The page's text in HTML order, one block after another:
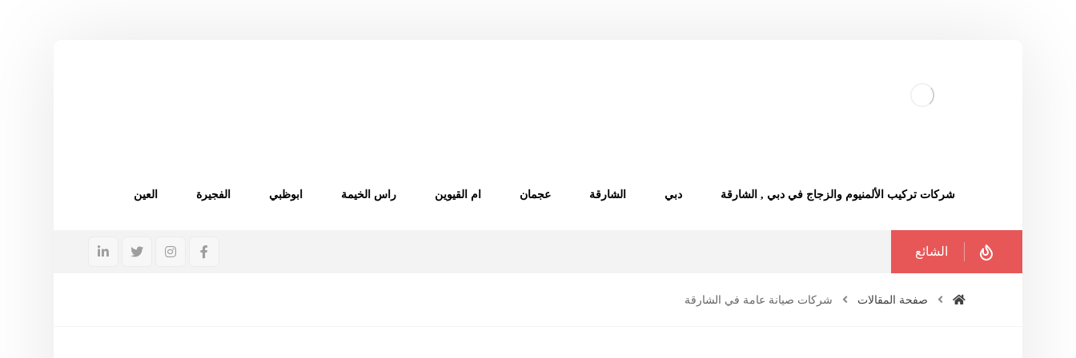
شركات تركيب الألمنيوم والزجاج في دبي , الشارقة دبي الشارقة عجمان ام القيوين راس الخيمة ابوظبي الفجيرة العين
الشائع
صفحة المقالات شركات صيانة عامة في الشارقة